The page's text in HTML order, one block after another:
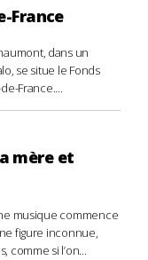
France
dans un
se situe le Fonds
France....
mère et
musique commence
figure inconnue,
comme si l’on...